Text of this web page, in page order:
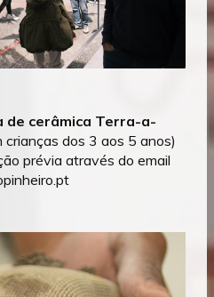
de cerâmica Terra-a-
crianças dos 3 aos 5 anos)
prévia através do email